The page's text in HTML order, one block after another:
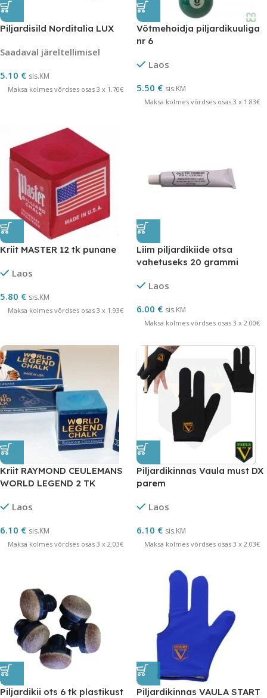
Piljardisild Norditalia LUX
Saadaval järeltellimisel
5.10 € sis.KM
Maksa kolmes võrdses osas 3 x 1.70€
Võtmehoidja piljardikuuliga
nr 6
Laos
5.50 € sis.KM
Maksa kolmes võrdses osas 3 x 1.83€
Kriit MASTER 12 tk punane
Laos
5.80 € sis.KM
Maksa kolmes võrdses osas 3 x 1.93€
Liim piljardikiide otsa
vahetuseks 20 grammi
Laos
6.00 € sis.KM
Maksa kolmes võrdses osas 3 x 2.00€
Kriit RAYMOND CEULEMANS
WORLD LEGEND 2 TK
Laos
6.10 € sis.KM
Maksa kolmes võrdses osas 3 x 2.03€
Piljardikinnas Vaula must DX
parem
Laos
6.10 € sis.KM
Maksa kolmes võrdses osas 3 x 2.03€
Piljardikii ots 6 tk plastikust
Piljardikinnas VAULA START